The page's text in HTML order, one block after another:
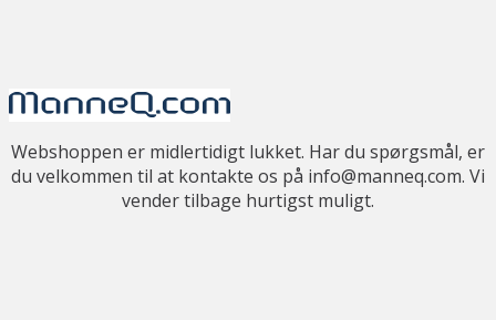
Webshoppen er midlertidigt lukket. Har du spørgsmål, er
du velkommen til at kontakte os på info@manneq.com. Vi
vender tilbage hurtigst muligt.